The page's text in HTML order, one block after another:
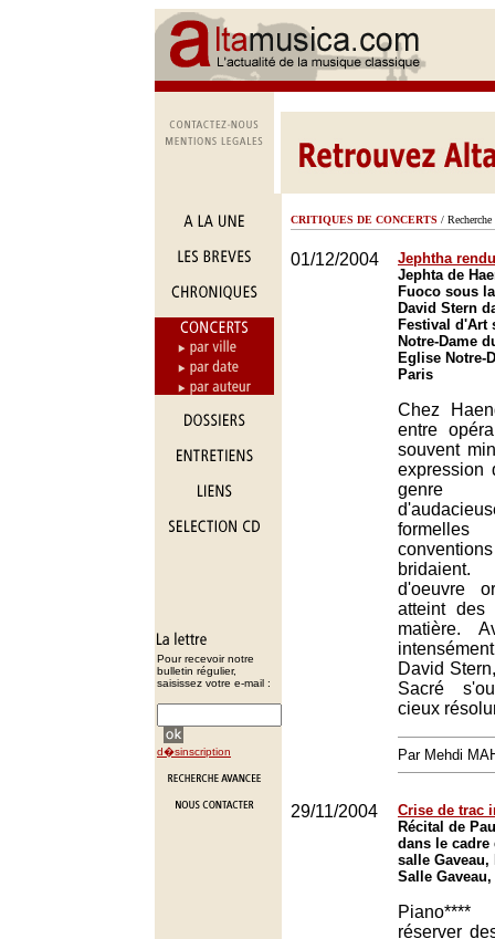
Pour recevoir notre
bulletin régulier,
saisissez votre e-mail :
d�sinscription
CRITIQUES DE CONCERTS / Recherche
01/12/2004
Jephtha
Jephta de
Fuoco sous
David Stern
Festival d'Art
Notre-Dame
Eglise Notre-
Paris
Chez
entre
souvent
expression
genre
d'oeuvre
atteint des
matière.
David
Sacré
cieux
Par Mehdi
29/11/2004
Crise de trac
Récital de
dans le cadre
salle Gaveau,
Salle
réserver